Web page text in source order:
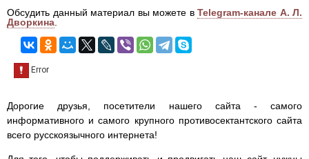
Обсудить данный материал вы можете в Telegram-канале А. Л.
Дворкина
Дорогие друзья, посетители нашего сайта - самого
информативного и самого крупного противосектантского сайта
всего русскоязычного интернета!